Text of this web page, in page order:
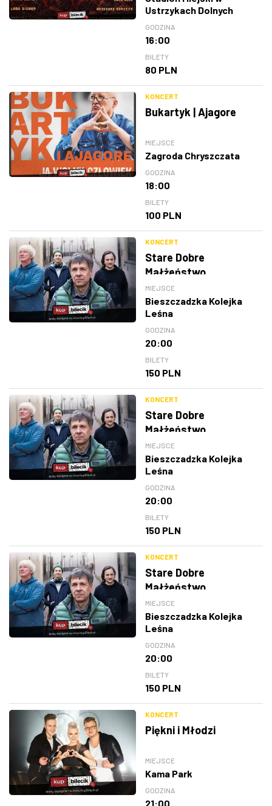
Ustrzykach Dolnych
GODZINA
16:00
BILETY
80 PLN
KONCERT
Bukartyk | Ajagore
MIEJSCE
Zagroda Chryszczata
GODZINA
18:00
BILETY
100 PLN
KONCERT
Stare Dobre
Małżeństwo
MIEJSCE
Bieszczadzka Kolejka
Leśna
GODZINA
20:00
BILETY
150 PLN
KONCERT
Stare Dobre
Małżeństwo
MIEJSCE
Bieszczadzka Kolejka
Leśna
GODZINA
20:00
BILETY
150 PLN
KONCERT
Stare Dobre
Małżeństwo
MIEJSCE
Bieszczadzka Kolejka
Leśna
GODZINA
20:00
BILETY
150 PLN
KONCERT
Piękni i Młodzi
MIEJSCE
Kama Park
GODZINA
21:00